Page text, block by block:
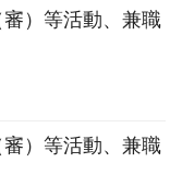
）等活動、兼職
）等活動、兼職